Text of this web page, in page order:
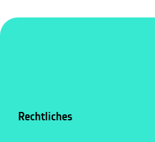
Rechtliches